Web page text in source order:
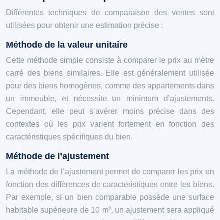
Différentes techniques de comparaison des ventes sont
utilisées pour obtenir une estimation précise :
Méthode de la valeur unitaire
Cette méthode simple consiste à comparer le prix au mètre
carré des biens similaires. Elle est généralement utilisée
pour des biens homogènes, comme des appartements dans
un immeuble, et nécessite un minimum d’ajustements.
Cependant, elle peut s’avérer moins précise dans des
contextes où les prix varient fortement en fonction des
caractéristiques spécifiques du bien.
Méthode de l’ajustement
La méthode de l’ajustement permet de comparer les prix en
fonction des différences de caractéristiques entre les biens.
Par exemple, si un bien comparable possède une surface
habitable supérieure de 10 m², un ajustement sera appliqué